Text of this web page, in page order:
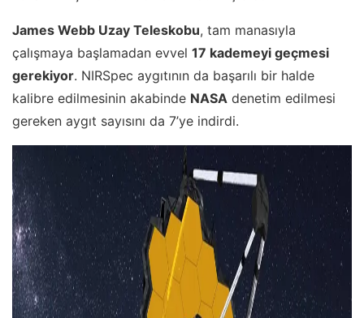
James Webb Uzay Teleskobu, tam manasıyla
çalışmaya başlamadan evvel 17 kademeyi geçmesi
gerekiyor. NIRSpec aygıtının da başarılı bir halde
kalibre edilmesinin akabinde NASA denetim edilmesi
gereken aygıt sayısını da 7’ye indirdi.